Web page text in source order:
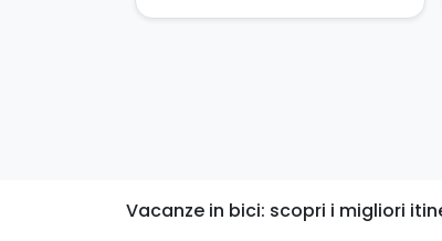
Vacanze in bici: scopri i migliori